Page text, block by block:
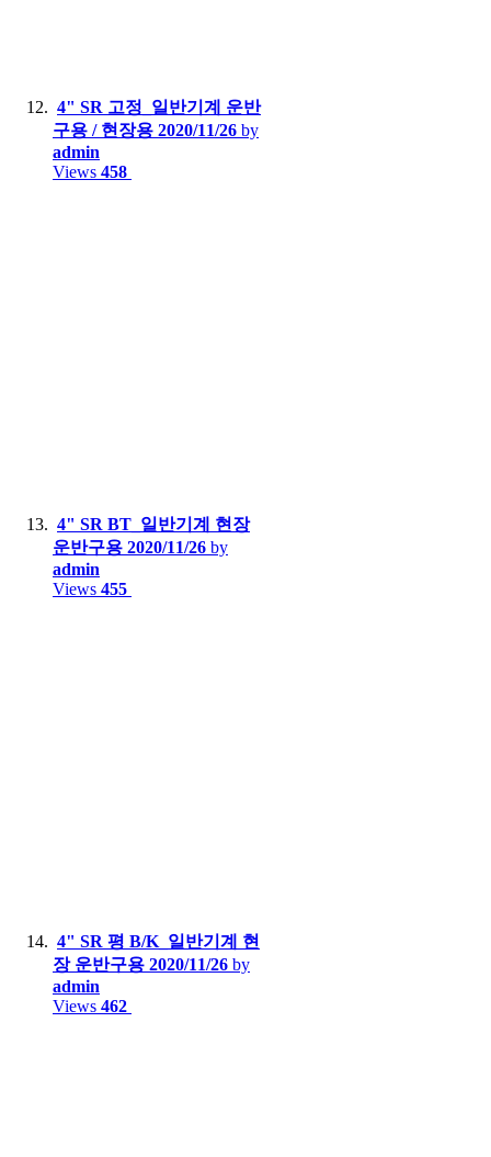
4" SR 고정_일반기계 운반
구용 / 현장용 2020/11/26 by
admin
Views 458
4" SR BT_일반기계 현장
운반구용 2020/11/26 by
admin
Views 455
4" SR 평 B/K_일반기계 현
장 운반구용 2020/11/26 by
admin
Views 462